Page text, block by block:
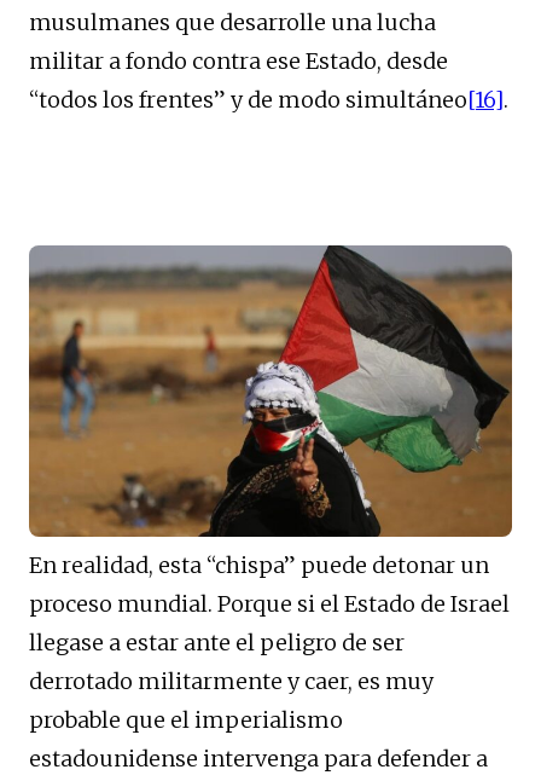
musulmanes que desarrolle una lucha
militar a fondo contra ese Estado, desde
“todos los frentes” y de modo simultáneo[16].
En realidad, esta “chispa” puede detonar un
proceso mundial. Porque si el Estado de Israel
llegase a estar ante el peligro de ser
derrotado militarmente y caer, es muy
probable que el imperialismo
estadounidense intervenga para defender a